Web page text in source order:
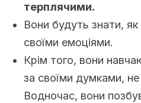
терплячими.
Вони будуть знати,
своїми емоціями.
Крім того, вони
за своїми думками, не
Водночас, вони